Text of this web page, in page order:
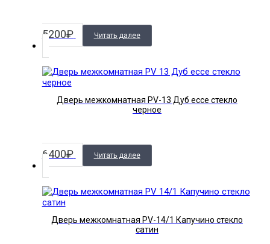
5200₽ Читать далее
Дверь межкомнатная PV-13 Дуб ессе стекло
черное
6400₽ Читать далее
Дверь межкомнатная PV-14/1 Капучино стекло
сатин